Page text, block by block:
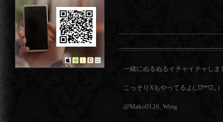
一緒にぬるぬるイチャイチャし
こっそりXもやってるよ(,,⩌ࠔ⩌,, )
@Mako0126_Wing